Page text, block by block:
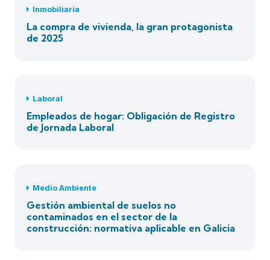
Inmobiliaria
La compra de vivienda, la gran protagonista
de 2025
Laboral
Empleados de hogar: Obligación de Registro
de Jornada Laboral
Medio Ambiente
Gestión ambiental de suelos no
contaminados en el sector de la
construcción: normativa aplicable en Galicia